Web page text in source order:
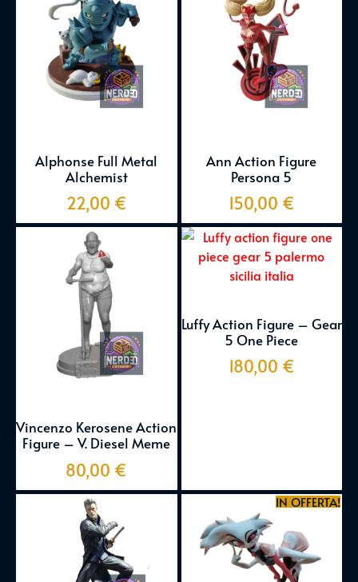
Alphonse Full Metal
Alchemist
22,00 €
Ann Action Figure
Persona 5
150,00 €
Vincenzo Kerosene Action
Figure – V. Diesel Meme
80,00 €
Luffy Action Figure – Gear
5 One Piece
180,00 €
IN OFFERTA!